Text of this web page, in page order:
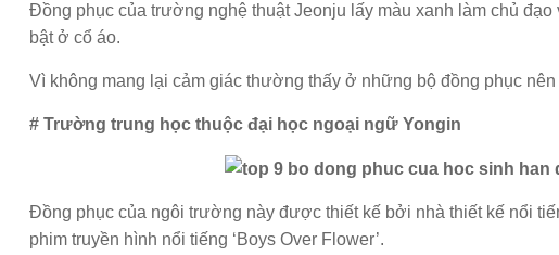
Đồng phục của trường nghệ thuật Jeonju lấy màu xanh làm chủ
bật ở cổ áo.
Vì không mang lại cảm giác thường thấy ở những bộ đồng phục
# Trường trung học thuộc đại học ngoại ngữ Yongin
Đồng phục của ngôi trường này được thiết kế bởi nhà thiết kế nổi
phim truyền hình nổi tiếng ‘Boys Over Flower’.